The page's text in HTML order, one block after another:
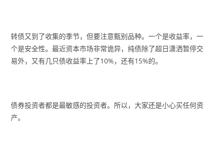
转债又到了收集的季节，但要注意甄别品种。一个是收益率，一
个是安全性。最近资本市场非常诡异，纯债除了超日潇洒暂停交
易外，又有几只债收益率上了10%，还有15%的。
债券投资者都是最敏感的投资者。所以，大家还是小心买任何资
产。